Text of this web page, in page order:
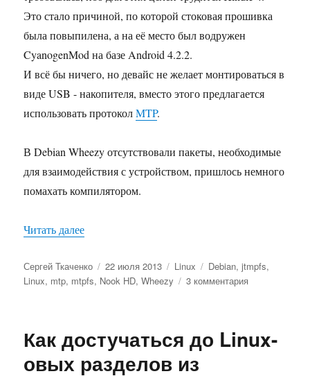
Это стало причиной, по которой стоковая прошивка
была повыпилена, а на её место был водружен
CyanogenMod на базе Android 4.2.2.
И всё бы ничего, но девайс не желает монтироваться в
виде USB - накопителя, вместо этого предлагается
использовать протоколMTP.
В Debian Wheezy отсутствовали пакеты, необходимые
для взаимодействия с устройством, пришлось немного
помахать компилятором.
Читать далее«Пробуем использовать Debian Wheezy, MTP
Автор
Сергей Ткаченко Опубликовано
22 июля 2013 Рубрики
Linux Метки
Debian,jtmpfs,
Linux, mtp, mtpfs, Nook HD,Wheezy 3 комментария
Debian
Как достучаться до Linux-
овых разделов из